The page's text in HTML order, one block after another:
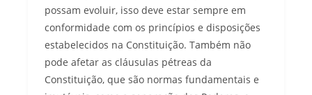
possam evoluir, isso deve estar sempre em
conformidade com os princípios e disposições
estabelecidos na Constituição. Também não
pode afetar as cláusulas pétreas da
Constituição, que são normas fundamentais e